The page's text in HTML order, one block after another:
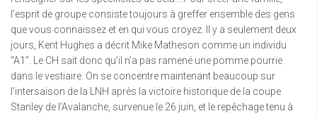
l’esprit de groupe consiste toujours à greffer ensemble des gens
que vous connaissez et en qui vous croyez. Il y a seulement deux
jours, Kent Hughes a décrit Mike Matheson comme un individu
“A1”. Le CH sait donc qu’il n’a pas ramené une pomme pourrie
dans le vestiaire. On se concentre maintenant beaucoup sur
l’intersaison de la LNH après la victoire historique de la coupe
Stanley de l’Avalanche, survenue le 26 juin, et le repêchage tenu à